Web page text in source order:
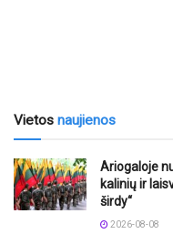
Vietos naujienos
Ariogaloje
kalinių ir
širdy“
2026-08-08